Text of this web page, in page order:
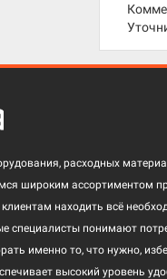
расходных
широким ассортиментом
находить всё
специалисты понимают
именно то, что нужно,
высокий уровень